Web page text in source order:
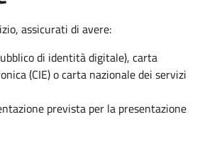
assicurati di avere:
di identità digitale), carta
(CIE) o carta nazionale dei servizi
prevista per la presentazione